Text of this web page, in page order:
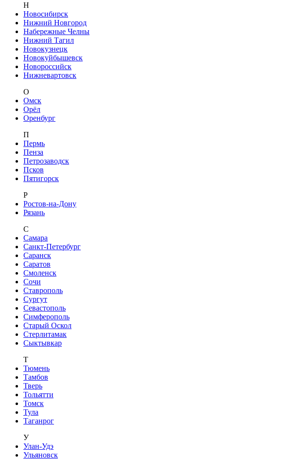
Н
Новосибирск
Нижний Новгород
Набережные Челны
Нижний Тагил
Новокузнецк
Новокуйбышевск
Новороссийск
Нижневартовск
О
Омск
Орёл
Оренбург
П
Пермь
Пенза
Петрозаводск
Псков
Пятигорск
Р
Ростов-на-Дону
Рязань
С
Самара
Санкт-Петербург
Саранск
Саратов
Смоленск
Сочи
Ставрополь
Сургут
Севастополь
Симферополь
Старый Оскол
Стерлитамак
Сыктывкар
Т
Тюмень
Тамбов
Тверь
Тольятти
Томск
Тула
Таганрог
У
Улан-Удэ
Ульяновск